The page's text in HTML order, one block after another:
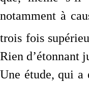
notamment à
trois fois
Rien d’étonnant
Une étude, qui a